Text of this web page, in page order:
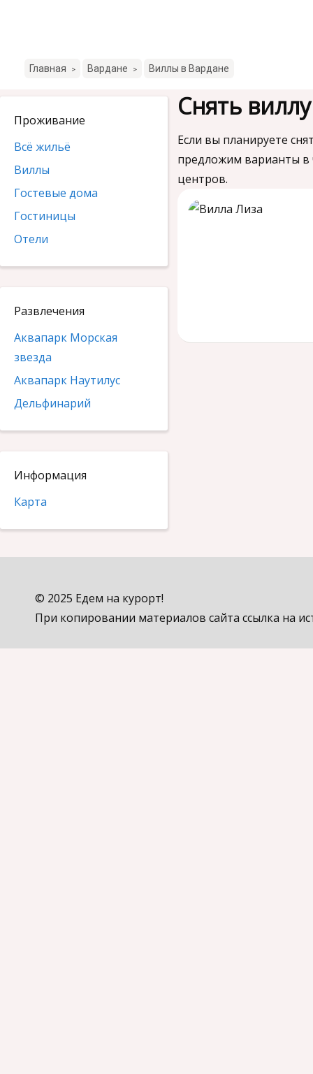
Главная > Вардане > Виллы в Вардане
Проживание
Всё жильё
Виллы
Гостевые дома
Гостиницы
Отели
Развлечения
Аквапарк Морская
звезда
Аквапарк Наутилус
Дельфинарий
Информация
Карта
Снять
Если вы планируете
предложим варианты в
центров.
© 2025 Едем на курорт!
При копировании материалов сайта ссылка на